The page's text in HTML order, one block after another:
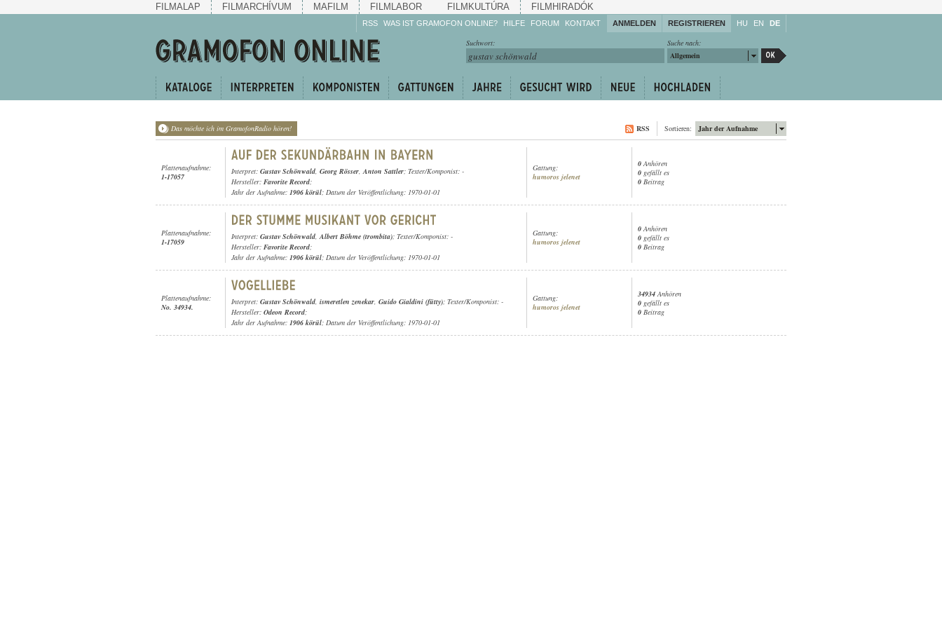
FILMALAP FILMARCHÍVUM MAFILM FILMLABOR FILMKULTÚRA FILMHIRADÓK
RSS WAS IST GRAMOFON ONLINE? HILFE
Machen Sie mit!
Reden Sie mit!
weiter!
FORUM KONTAKT ANMELDEN REGISTRIEREN HU EN DE
Suche nach:
Allgemein
Suchwort:
Das möchte ich im GramofonRadio hören! Jahr der Aufnahme
Sortieren:
RSS
Plattenaufnahme:
1-17057
Interpret: Gustav Schönwald, Georg Rösser,Anton Sattler; Texter/Komponist: -
Hersteller: Favorite Record;
Jahr der Aufnahme: 1906 körül; Datum der Veröffentlichung: 1970-01-01
Gattung:
humoros jelenet
0 Anhören
0 gefällt es
0 Beitrag
Plattenaufnahme:
1-17059
Interpret: Gustav Schönwald,Albert Böhme (trombita); Texter/Komponist: -
Hersteller: Favorite Record;
Jahr der Aufnahme: 1906 körül; Datum der Veröffentlichung: 1970-01-01
Gattung:
humoros jelenet
0 Anhören
0 gefällt es
0 Beitrag
Plattenaufnahme:
No. 34934.
Interpret: Gustav Schönwald, ismeretlen zenekar, Guido Gialdini (fütty); Texter/Komponist: -
Hersteller: Odeon Record;
Jahr der Aufnahme: 1906 körül; Datum der Veröffentlichung: 1970-01-01
Gattung:
humoros jelenet
34934 Anhören
0 gefällt es
0 Beitrag